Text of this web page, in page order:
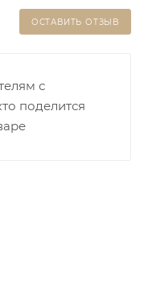
ОСТАВИТЬ ОТЗЫВ
с
поделится